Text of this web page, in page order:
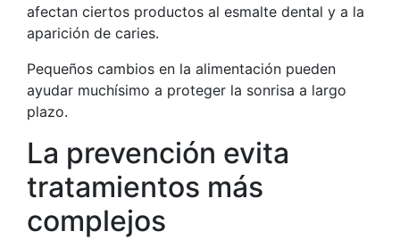
afectan ciertos productos al esmalte dental y a la
aparición de caries.
Pequeños cambios en la alimentación pueden
ayudar muchísimo a proteger la sonrisa a largo
plazo.
La prevención evita
tratamientos más
complejos